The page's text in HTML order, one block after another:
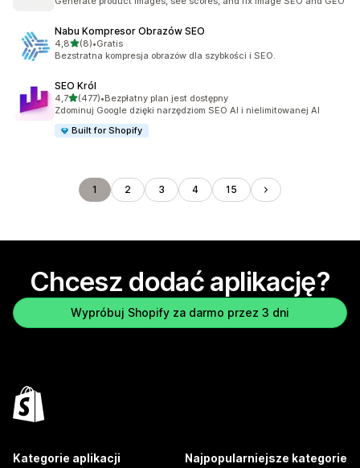
Nabu Kompresor Obrazów SEO
4,8na 5 gwiazdek
(8)
Łączna liczba recenzji: 8
•Gratis
Bezstratna kompresja obrazów dla szybkości i SEO.
SEO Król
4,7na 5 gwiazdek
(477)
Łączna liczba recenzji: 477
•Bezpłatny plan jest dostępny
Zdominuj Google dzięki narzędziom SEO AI i nielimitowanej AI
Built for Shopify
1 2 3 4 15
Chcesz dodać aplikację?
Wypróbuj Shopify za darmo przez 3 dni
Kategorie aplikacji Najpopularniejsze kategorie